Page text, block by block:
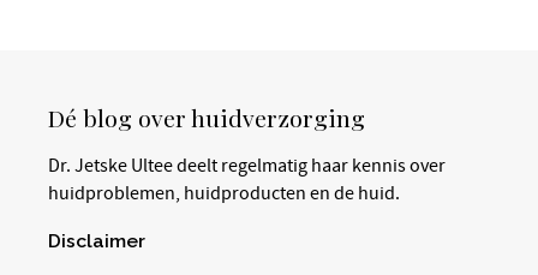
Dé blog over huidverzorging
Dr. Jetske Ultee deelt regelmatig haar kennis over
huidproblemen, huidproducten en de huid.
Disclaimer